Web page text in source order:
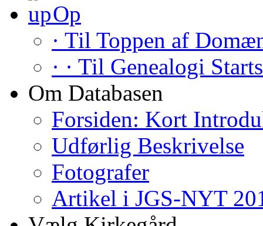
Op
· Til Toppen af
· · Til Genealogi
Om Databasen
Forsiden: Kort
Udførlig Beskrivelse
Fotografer
Artikel i JGS-NYT